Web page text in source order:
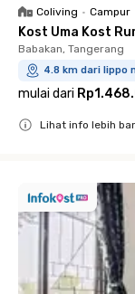
Coliving • Campur
Kost Uma Kost
Babakan, Tangerang
4.8 km dari lippo
mulai dari
Lihat info lebih